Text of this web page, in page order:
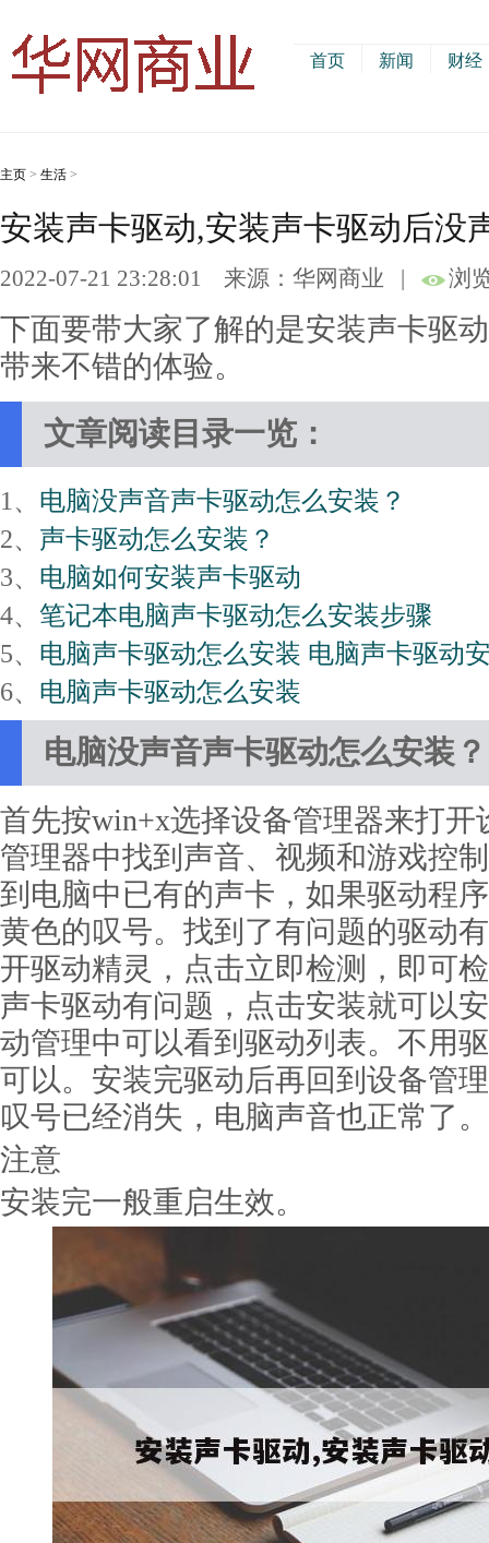
首页 新闻 财经
主页 > 生活 >
安装声卡驱动,安装声卡驱动后没
2022-07-21 23:28:01 来源：华网商业 | 浏
下面要带大家了解的是安装声卡驱
带来不错的体验。
文章阅读目录一览：
1、 电脑没声音声卡驱动怎么安装？
2、 声卡驱动怎么安装？
3、 电脑如何安装声卡驱动
4、 笔记本电脑声卡驱动怎么安装步骤
5、 电脑声卡驱动怎么安装 电脑声卡驱动
6、 电脑声卡驱动怎么安装
电脑没声音声卡驱动怎么安装？
首先按win+x选择设备管理器来打开
管理器中找到声音、视频和游戏控
到电脑中已有的声卡，如果驱动程
黄色的叹号。找到了有问题的驱动
开驱动精灵，点击立即检测，即可
声卡驱动有问题，点击安装就可以
动管理中可以看到驱动列表。不用
可以。安装完驱动后再回到设备管
叹号已经消失，电脑声音也正常了。
注意
安装完一般重启生效。